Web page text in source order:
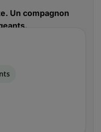
Un compagnon